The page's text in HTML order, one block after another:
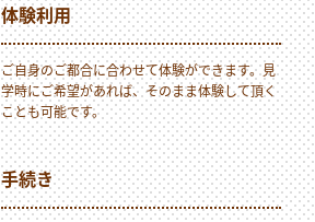
体験利用
ご自身のご都合に合わせて体験ができます。見
学時にご希望があれば、そのまま体験して頂く
ことも可能です。
手続き